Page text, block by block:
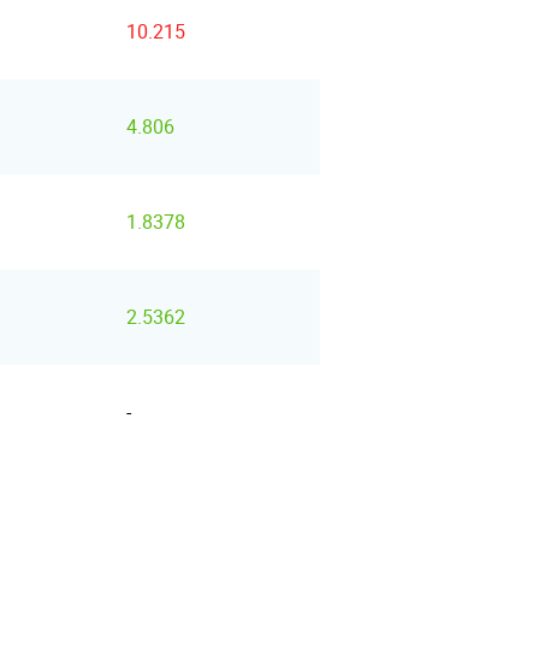
10.215
4.806
1.8378
2.5362
-